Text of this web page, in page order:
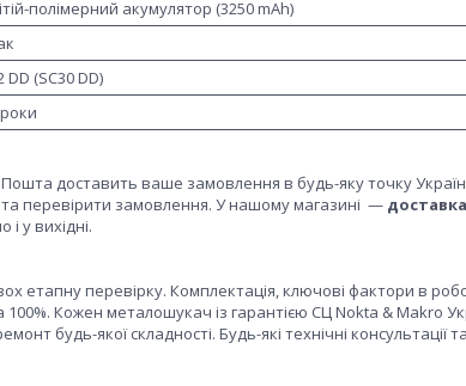
полімерний акумулятор (3250 mAh)
DD (SC30 DD)
доставить ваше замовлення в будь-яку точку
перевірити замовлення. У нашому магазині — доставка
у вихідні.
етапну перевірку. Комплектація, ключові фактори в
Кожен металошукач із гарантією СЦ Nokta & Makro
будь-якої складності. Будь-які технічні консультації